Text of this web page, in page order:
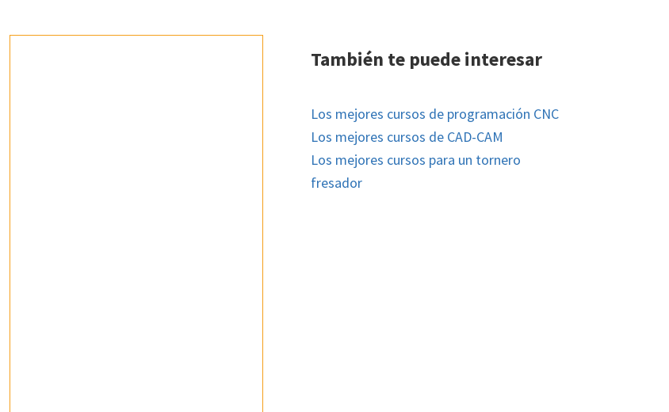
También te puede interesar
Los mejores cursos de programación CNC
Los mejores cursos de CAD-CAM
Los mejores cursos para un tornero
fresador